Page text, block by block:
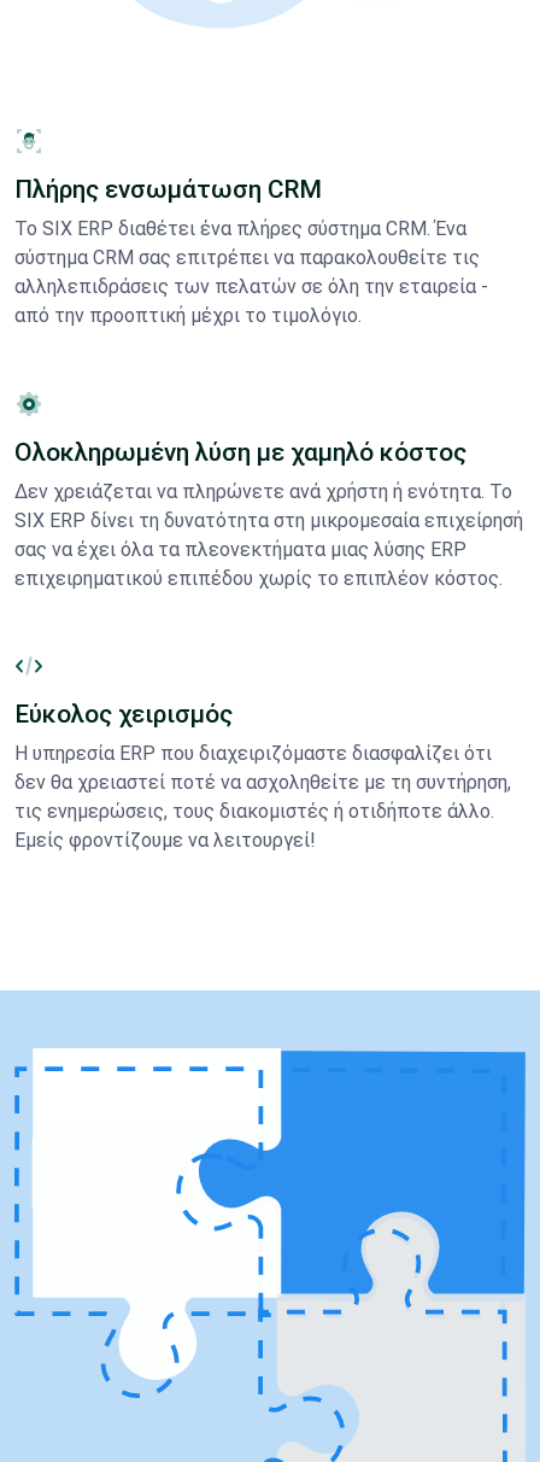
Πλήρης ενσωμάτωση CRM
Το SIX ERP διαθέτει ένα πλήρες σύστημα CRM. Ένα
σύστημα CRM σας επιτρέπει να παρακολουθείτε τις
αλληλεπιδράσεις των πελατών σε όλη την εταιρεία -
από την προοπτική μέχρι το τιμολόγιο.
Ολοκληρωμένη λύση με χαμηλό κόστος
Δεν χρειάζεται να πληρώνετε ανά χρήστη ή ενότητα. Το
SIX ERP δίνει τη δυνατότητα στη μικρομεσαία επιχείρησή
σας να έχει όλα τα πλεονεκτήματα μιας λύσης ERP
επιχειρηματικού επιπέδου χωρίς το επιπλέον κόστος.
Εύκολος χειρισμός
Η υπηρεσία ERP που διαχειριζόμαστε διασφαλίζει ότι
δεν θα χρειαστεί ποτέ να ασχοληθείτε με τη συντήρηση,
τις ενημερώσεις, τους διακομιστές ή οτιδήποτε άλλο.
Εμείς φροντίζουμε να λειτουργεί!